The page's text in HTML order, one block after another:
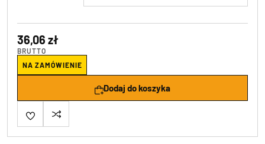
36,06 zł
BRUTTO
NA ZAMÓWIENIE
Dodaj do koszyka